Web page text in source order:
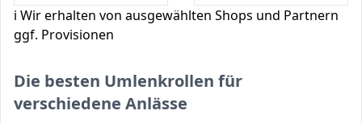
ℹ️ Wir erhalten von ausgewählten Shops und Partnern
ggf. Provisionen
Die besten Umlenkrollen für
verschiedene Anlässe